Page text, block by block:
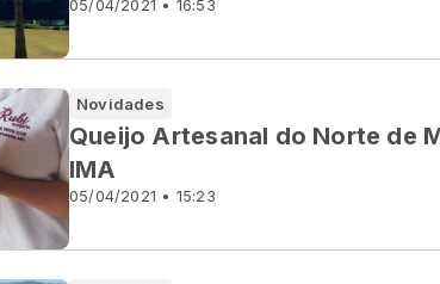
05/04/2021 • 16:53
Novidades
05/04/2021 • 15:23
Queijo Artesanal do Norte de
IMA